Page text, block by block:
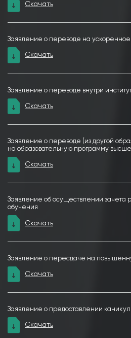
Скачать
Заявление о переводе на
Скачать
Заявление о переводе внутри
Скачать
Заявление о переводе (из другой
на образовательную программу
Скачать
Заявление об осуществлении зачета
обучения
Скачать
Заявление о пересдаче на
Скачать
Заявление о предоставлении каникул
Скачать